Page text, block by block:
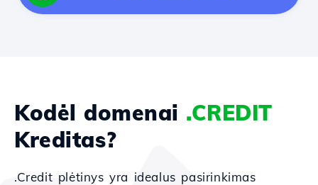
Kodėl domenai .CREDIT
Kreditas?
.Credit plėtinys yra idealus pasirinkimas